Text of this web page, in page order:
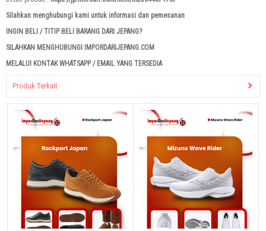
Silahkan menghubungi kami untuk informasi dan pemesanan
INGIN BELI / TITIP BELI BARANG DARI JEPANG?
SILAHKAN MENGHUBUNGI IMPORDARIJEPANG.COM
MELALUI KONTAK WHATSAPP / EMAIL YANG TERSEDIA
Produk Terkait